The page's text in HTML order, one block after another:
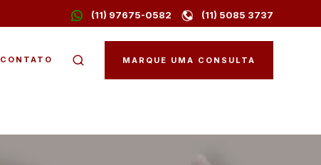
(11) 5085 3737
(11) 97675-0582
CONTATO MARQUE UMA CONSULTA